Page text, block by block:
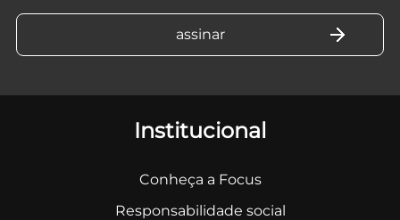
Institucional
Conheça a Focus
Responsabilidade social